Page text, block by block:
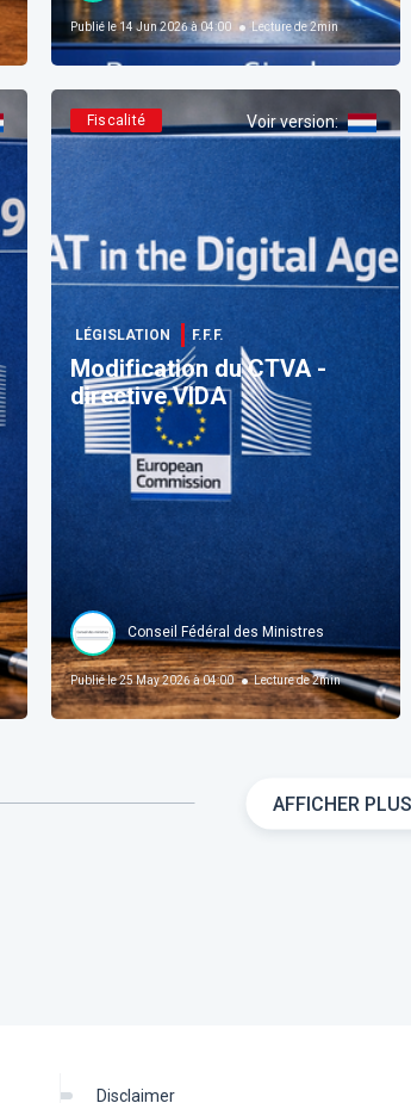
Publié le14 Jun 2026 à 04:00 Lecture de 2min
Fiscalité Voir version:
LÉGISLATION F.F.F.
Modification du CTVA -
directive VIDA
Conseil Fédéral des Ministres
Publié le25 May 2026 à 04:00 Lecture de2min
AFFICHER
disclaimer